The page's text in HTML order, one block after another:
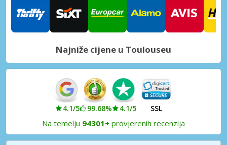
Najniže cijene u Toulouseu
4.1/5 99.68% 4.1/5 SSL
Na temelju 94301+ provjerenih recenzija